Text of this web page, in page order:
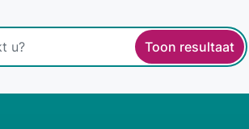
Toon resultaat